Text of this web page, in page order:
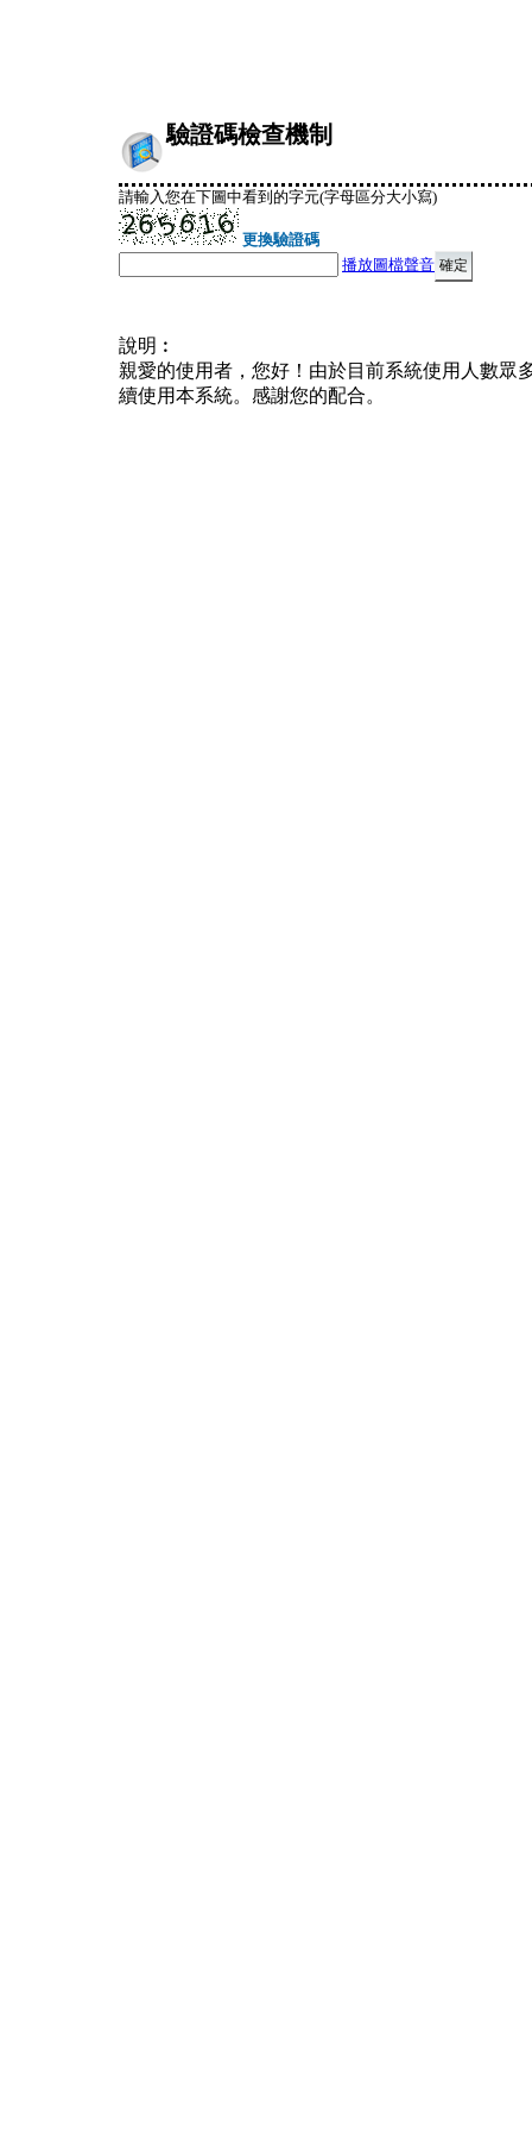
驗證碼檢查機制
請輸入您在下圖中看到的字元(字母區分大小寫)
更換驗證碼
播放圖檔聲音
說明︰
親愛的使用者，您好！由於目前系統使用人數眾
續使用本系統。感謝您的配合。